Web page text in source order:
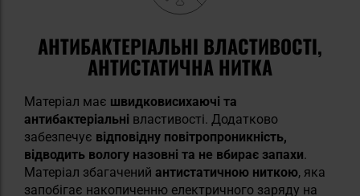
АНТИБАКТЕРІАЛЬНІ ВЛАСТИВОСТІ,
АНТИСТАТИЧНА НИТКА
Матеріал має швидковисихаючі та
антибактеріальні властивості. Додатково
забезпечує відповідну повітропроникність,
відводить вологу назовні та не вбирає запахи.
Матеріал збагачений антистатичною ниткою, яка
запобігає накопиченню електричного заряду на